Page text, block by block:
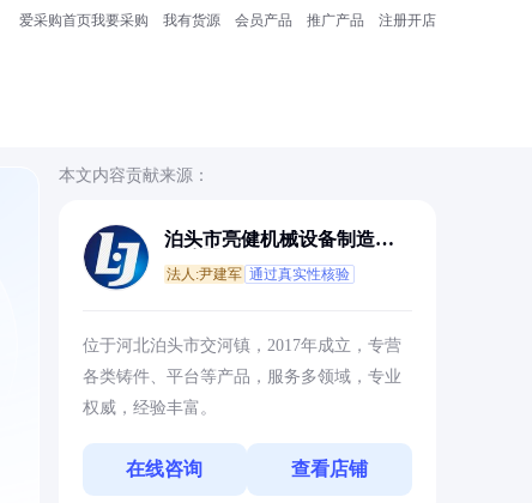
爱采购首页我要采购 我有货源 会员产品 推广产品 注册开店
本文内容贡献来源：
泊头市亮健机械设备制造有
法人:尹建军 通过真实性核验
位于河北泊头市交河镇，2017年成立，专营
各类铸件、平台等产品，服务多领域，专业
权威，经验丰富。
在线咨询 查看店铺